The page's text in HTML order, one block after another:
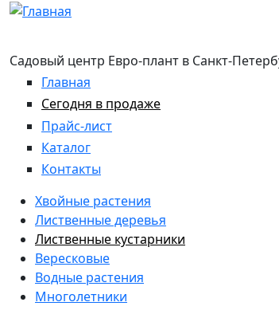
Перейти к основному содержанию
Садовый центр Евро-плант в Санкт-
Главная
Сегодня в продаже
Прайс-лист
Каталог
Контакты
Хвойные растения
Лиственные деревья
Лиственные кустарники
Вересковые
Водные растения
Многолетники